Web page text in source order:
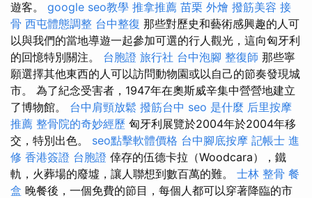
遊客。 google seo教學 推拿推薦 苗栗 外燴 撥筋美容 接
骨 西屯體態調整 台中整復 那些對歷史和藝術感興趣的人可
以與我們的當地導遊一起參加可選的行人觀光，這向匈牙利
的回憶特別關注。 台胞證 旅行社 台中泡腳 整復師 那些寧
願選擇其他東西的人可以訪問動物園或以自己的節奏發現城
市。 為了紀念受害者，1947年在奧斯威辛集中營營地建立
了博物館。 台中肩頸放鬆 撥筋台中 seo 是什麼 后里按摩
推薦 整骨院的奇妙經歷 匈牙利展覽於2004年於2004年移
交，特別出色。 seo點擊軟體價格 台中腳底按摩 記帳士 進
修 香港簽證 台胞證 倖存的伍德卡拉（Woodcara），鐵
軌，火葬場的廢墟，讓人聯想到數百萬的難。 士林 整骨 餐
盒 晚餐後，一個免費的節目，每個人都可以穿著降臨的市